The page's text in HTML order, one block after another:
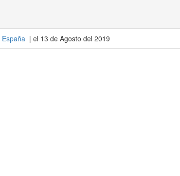
España | el 13 de Agosto del 2019